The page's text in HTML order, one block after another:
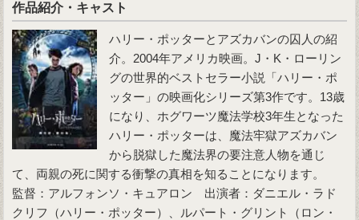
作品紹介・キャスト
ハリー・ポッターとアズカバンの囚人の紹
介。2004年アメリカ映画。J・K・ローリン
グの世界的ベストセラー小説「ハリー・ポ
ッター」の映画化シリーズ第3作です。13歳
になり、ホグワーツ魔法学校3年生となった
ハリー・ポッターは、魔法牢獄アズカバン
から脱獄した魔法界の要注意人物を通じ
て、両親の死に関する衝撃の真相を知ることになります。
監督：アルフォンソ・キュアロン 出演者：ダニエル・ラド
クリフ（ハリー・ポッター）、ルパート・グリント（ロン・